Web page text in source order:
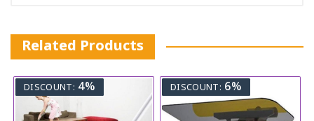
Related Products
DISCOUNT: 4% DISCOUNT: 6%